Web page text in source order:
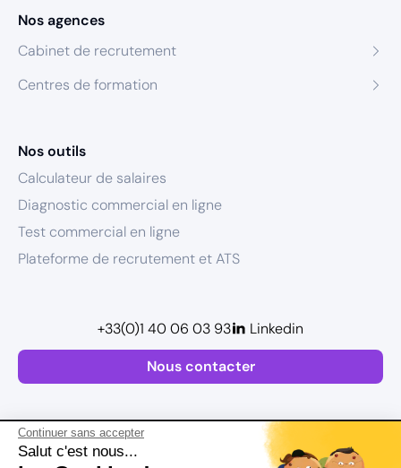
Continuer sans accepter
Salut c'est nous...
Nos agences
Cabinet de recrutement
Centres de formation
Nos outils
Calculateur de salaires
Diagnostic commercial en ligne
Test commercial en ligne
Plateforme de recrutement et ATS
Nous contacter
+33(0)1 40 06 03 93 Linkedin